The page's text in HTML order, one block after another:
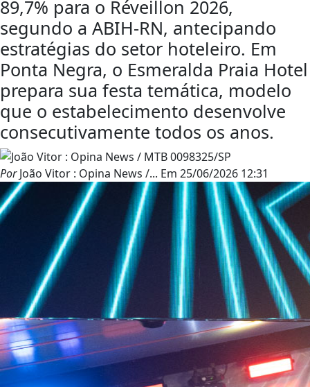
89,7% para o Réveillon 2026,
segundo a ABIH-RN, antecipando
estratégias do setor hoteleiro. Em
Ponta Negra, o Esmeralda Praia Hotel
prepara sua festa temática, modelo
que o estabelecimento desenvolve
consecutivamente todos os anos.
PorJoão Vitor : Opina News /... Em 25/06/2026 12:31